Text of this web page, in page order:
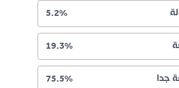
5.2%
19.3%
جدا 75.5%